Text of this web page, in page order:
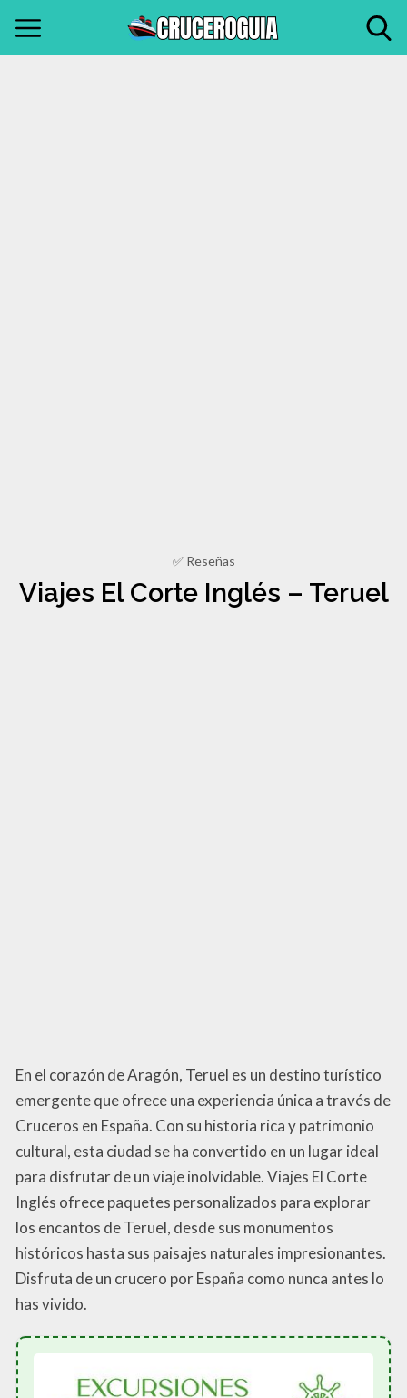
✅ Reseñas
Viajes El Corte Inglés – Teruel
En el corazón de Aragón, Teruel es un destino turístico
emergente que ofrece una experiencia única a través de
Cruceros en España. Con su historia rica y patrimonio
cultural, esta ciudad se ha convertido en un lugar ideal
para disfrutar de un viaje inolvidable. Viajes El Corte
Inglés ofrece paquetes personalizados para explorar
los encantos de Teruel, desde sus monumentos
históricos hasta sus paisajes naturales impresionantes.
Disfruta de un crucero por España como nunca antes lo
has vivido.